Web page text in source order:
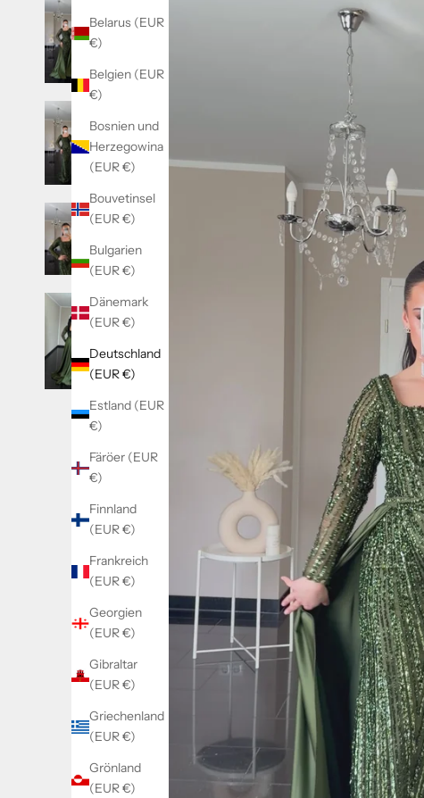
Belarus (EUR
€)
Belgien (EUR
€)
Bosnien und
Herzegowina
(EUR €)
Bouvetinsel
(EUR €)
Bulgarien
(EUR €)
Dänemark
(EUR €)
Deutschland
(EUR €)
Estland (EUR
€)
Färöer (EUR
€)
Finnland
(EUR €)
Frankreich
(EUR €)
Georgien
(EUR €)
Gibraltar
(EUR €)
Griechenland
(EUR €)
Grönland
(EUR €)